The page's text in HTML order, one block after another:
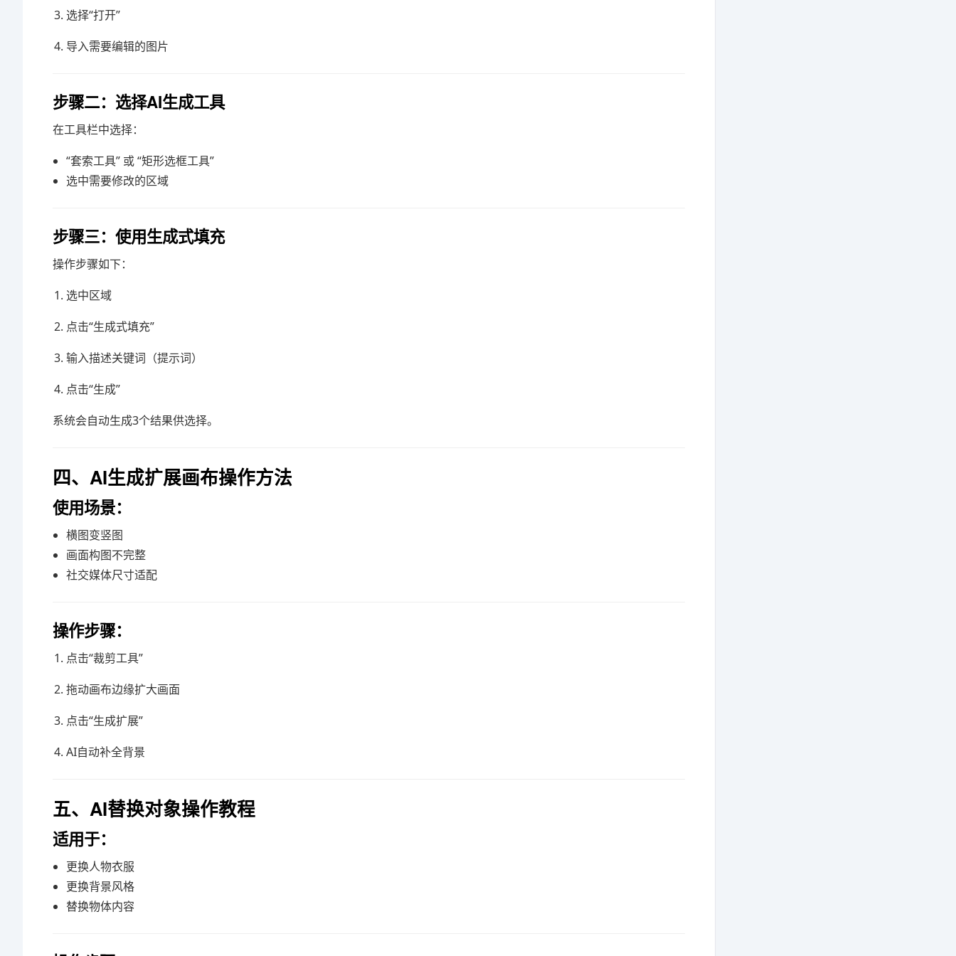
选择“打开”
导入需要编辑的图片
步骤二：选择AI生成工具
在工具栏中选择：
“套索工具” 或 “矩形选框工具”
选中需要修改的区域
步骤三：使用生成式填充
操作步骤如下：
选中区域
点击“生成式填充”
输入描述关键词（提示词）
点击“生成”
系统会自动生成3个结果供选择。
四、AI生成扩展画布操作方法
使用场景：
横图变竖图
画面构图不完整
社交媒体尺寸适配
操作步骤：
点击“裁剪工具”
拖动画布边缘扩大画面
点击“生成扩展”
AI自动补全背景
五、AI替换对象操作教程
适用于：
更换人物衣服
更换背景风格
替换物体内容